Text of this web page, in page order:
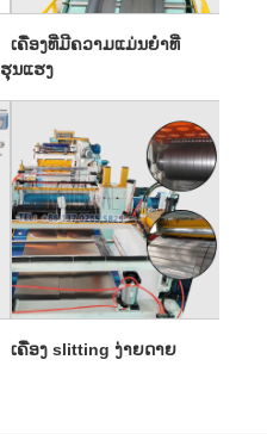
ເຄື່ອງທີ່ມີຄວາມແມ່ນຍໍາທີ່
ຮຸນແຮງ
ເຄື່ອງ slitting ງ່າຍດາຍ